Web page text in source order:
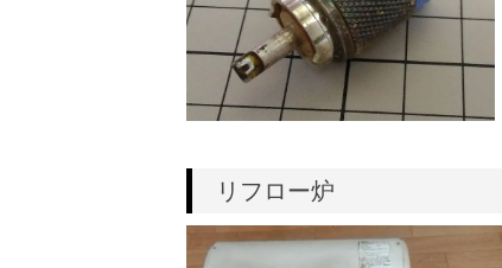
リフロー炉